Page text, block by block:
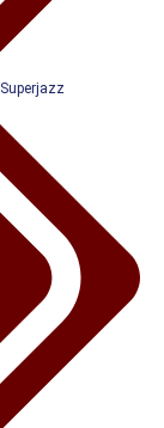
Superjazz